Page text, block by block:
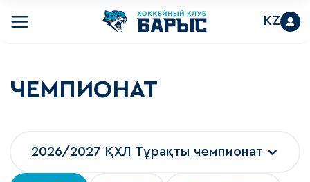
KZ
ЧЕМПИОНАТ
2026/2027 ҚХЛ Тұрақты чемпионат